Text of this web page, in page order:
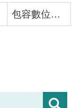
包容數位未來國際論壇